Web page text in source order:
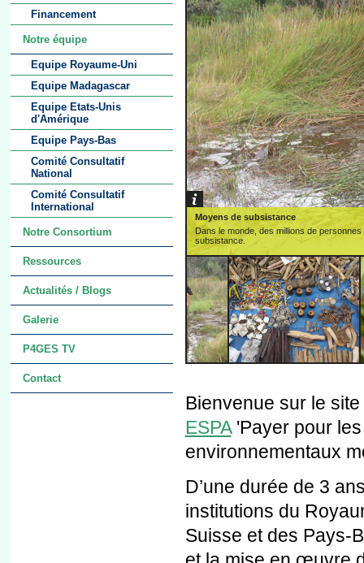
Financement
Notre équipe
Equipe Royaume-Uni
Equipe Madagascar
Equipe Etats-Unis
d'Amérique
Equipe Pays-Bas
Comité Consultatif
National
Comité Consultatif
International
Notre Consortium
Ressources
Actualités / Blogs
Galerie
P4GES TV
Contact
Moyens de subsistance
Dans le monde, des millions de
subsistance.
Bienvenue sur le
ESPA'Payer pour
environnementaux
D’une durée de 3
institutions du
Suisse et des Pays-